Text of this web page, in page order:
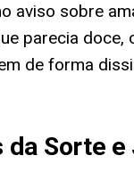
aviso sobre
parecia doce,
de forma
da Sorte e